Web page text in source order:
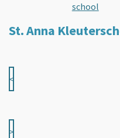
school
St. Anna
<
>